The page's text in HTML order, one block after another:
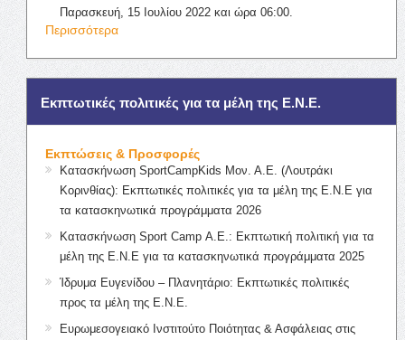
Παρασκευή, 15 Ιουλίου 2022 και ώρα 06:00.
Περισσότερα
Εκπτωτικές πολιτικές για τα μέλη της Ε.Ν.Ε.
Εκπτώσεις & Προσφορές
Κατασκήνωση SportCampKids Μον. Α.Ε. (Λουτράκι
Κορινθίας): Εκπτωτικές πολιτικές για τα μέλη της Ε.Ν.Ε για
τα κατασκηνωτικά προγράμματα 2026
Κατασκήνωση Sport Camp Α.Ε.: Εκπτωτική πολιτική για τα
μέλη της Ε.Ν.Ε για τα κατασκηνωτικά προγράμματα 2025
Ίδρυμα Ευγενίδου – Πλανητάριο: Εκπτωτικές πολιτικές
προς τα μέλη της Ε.Ν.Ε.
Ευρωμεσογειακό Ινστιτούτο Ποιότητας & Ασφάλειας στις